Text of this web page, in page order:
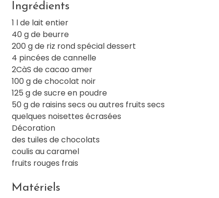
Ingrédients
1 l de lait entier
40 g de beurre
200 g de riz rond spécial dessert
4 pincées de cannelle
2CàS de cacao amer
100 g de chocolat noir
125 g de sucre en poudre
50 g de raisins secs ou autres fruits secs
quelques noisettes écrasées
Décoration
des tuiles de chocolats
coulis au caramel
fruits rouges frais
Matériels